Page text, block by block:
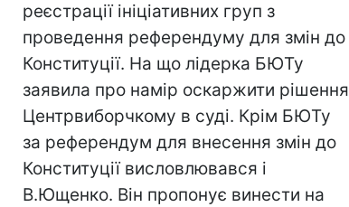
реєстрації ініціативних груп з
проведення референдуму для змін до
Конституції. На що лідерка БЮТу
заявила про намір оскаржити рішення
Центрвиборчкому в суді. Крім БЮТу
за референдум для внесення змін до
Конституції висловлювався і
В.Ющенко. Він пропонує винести на